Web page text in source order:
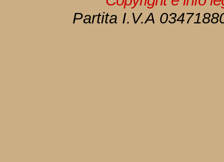
Partita I.V.A